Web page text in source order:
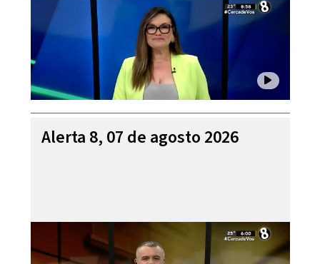
Alerta 8, 07 de agosto 2026